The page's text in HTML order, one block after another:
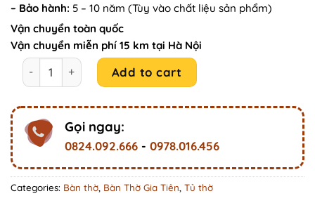
– Bảo hành: 5 – 10 năm (Tùy vào chất liệu sản phẩm)
Vận chuyển toàn quốc
Vận chuyển miễn phí 15 km tại Hà Nội
Mẫu Tủ Thờ Gỗ Thanh Tịnh Cổ Điển V10 quantity
Add to cart
Gọi ngay:
0824.092.666- 0978.016.456
Categories: Bàn thờ Bàn Thờ Gia Tiên Tủ thờ